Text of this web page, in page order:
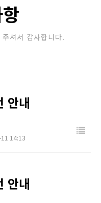
토갤러리
셔서 감사합니다.
안내
14:13
안내